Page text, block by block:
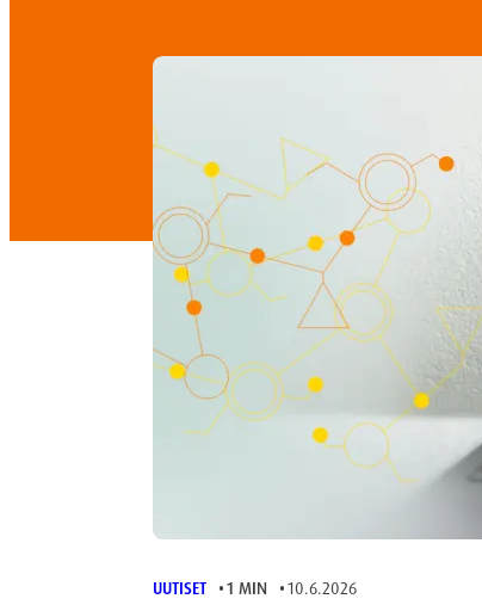
UUTISET 1 MIN 10.6.2026